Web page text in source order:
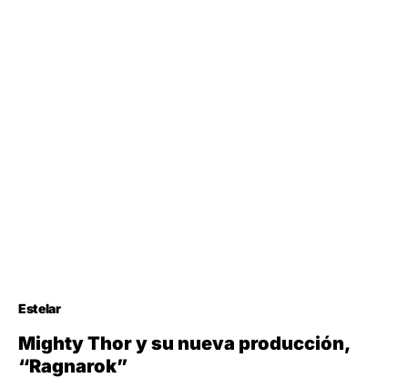
Estelar
Mighty Thor y su nueva producción,
“Ragnarok”